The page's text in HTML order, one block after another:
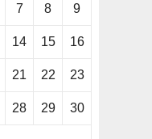
7 8 9
14 15 16
21 22 23
28 29 30